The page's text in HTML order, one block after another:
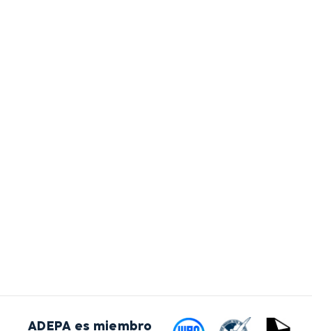
ADEPA es miembro